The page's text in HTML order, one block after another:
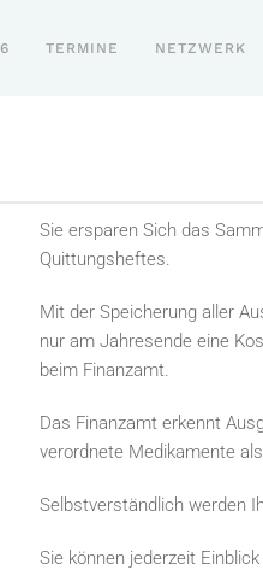
TERMINE NETZWERK
Sie ersparen Sich das
Quittungsheftes.
Mit der Speicherung aller
nur am Jahresende eine
beim Finanzamt.
Das Finanzamt erkennt
verordnete Medikamente
Selbstverständlich werden
Sie können jederzeit